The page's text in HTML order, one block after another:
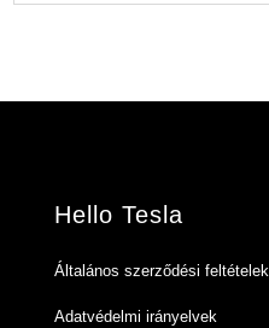
Hello Tesla
Általános szerződési feltételek
Adatvédelmi irányelvek